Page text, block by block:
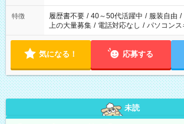
の勤務時間。 合計で週40時間を超える場
特徴 履歴書不要 / 40～50代活躍中 / 服装自由 /
上の大量募集 / 電話対応なし / パソコンス
気になる！ 応募する
未読